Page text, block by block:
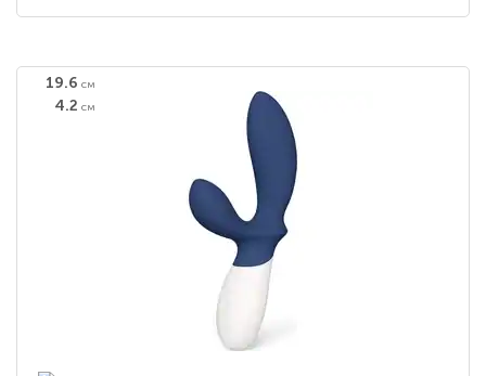
19.6 см
4.2 см